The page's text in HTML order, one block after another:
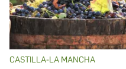
CASTILLA-LA MANCHA